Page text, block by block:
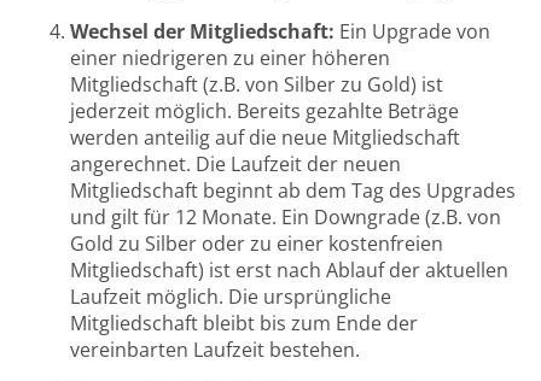
Wechsel der Mitgliedschaft: Ein Upgrade von
einer niedrigeren zu einer höheren
Mitgliedschaft (z.B. von Silber zu Gold) ist
jederzeit möglich. Bereits gezahlte Beträge
werden anteilig auf die neue Mitgliedschaft
angerechnet. Die Laufzeit der neuen
Mitgliedschaft beginnt ab dem Tag des Upgrades
und gilt für 12 Monate. Ein Downgrade (z.B. von
Gold zu Silber oder zu einer kostenfreien
Mitgliedschaft) ist erst nach Ablauf der aktuellen
Laufzeit möglich. Die ursprüngliche
Mitgliedschaft bleibt bis zum Ende der
vereinbarten Laufzeit bestehen.